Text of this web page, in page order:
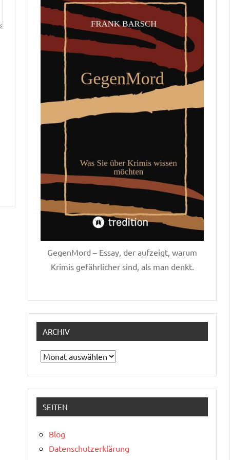
GegenMord – Essay, der aufzeigt, warum
Krimis gefährlicher sind, als man denkt.
ARCHIV
Archiv
SEITEN
Blog
Datenschutzerklärung